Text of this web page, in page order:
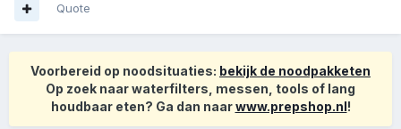
Quote
Voorbereid op noodsituaties: bekijk de noodpakketen
Op zoek naar waterfilters, messen, tools of lang
houdbaar eten? Ga dan naarwww.prepshop.nl!